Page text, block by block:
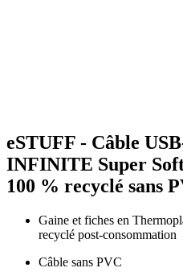
eSTUFF - Câble
INFINITE Super
100 % recyclé sans
Gaine et fiches en
recyclé post-consommation
Câble sans PVC